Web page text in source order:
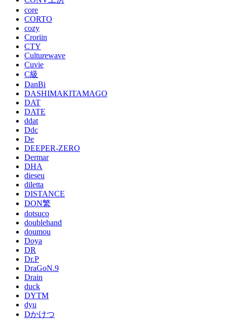
core
CORTO
cozy
Croriin
CTY
Culturewave
Cuvie
C級
DanBi
DASHIMAKITAMAGO
DAT
DATE
ddat
Ddc
De
DEEPER-ZERO
Dermar
DHA
dieseu
diletta
DISTANCE
DON繁
dotsuco
doublehand
doumou
Doya
DR
Dr.P
DraGoN.9
Drain
duck
DYTM
dyu
Dかけつ